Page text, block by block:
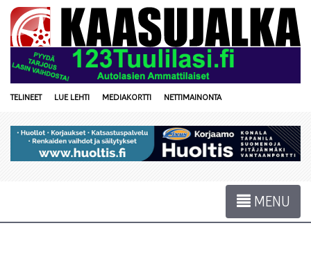
TELINEET LUE LEHTI MEDIAKORTTI NETTIMAINONTA
MENU